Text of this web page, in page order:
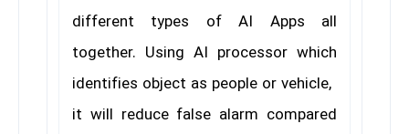
different types of AI Apps all
together. Using AI processor which
identifies object as people or vehicle,
it will reduce false alarm compared